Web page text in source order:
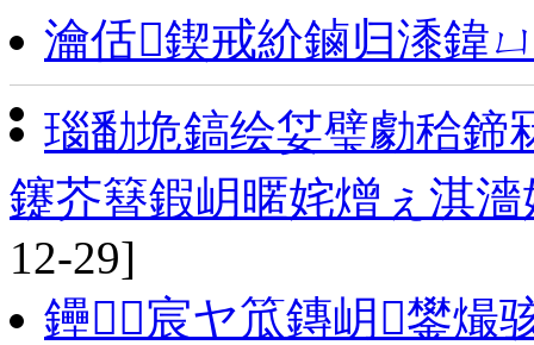
瀹佸鍥戒紒鏀归潻鍏
瑙勫垝鎬绘姇璧勮秴
鑳芥簮鍜岄暱姹熷ぇ淇
12-29]
鑸┖宸ヤ笟鏄岄鐢熶